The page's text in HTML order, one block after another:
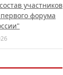
участников
форума